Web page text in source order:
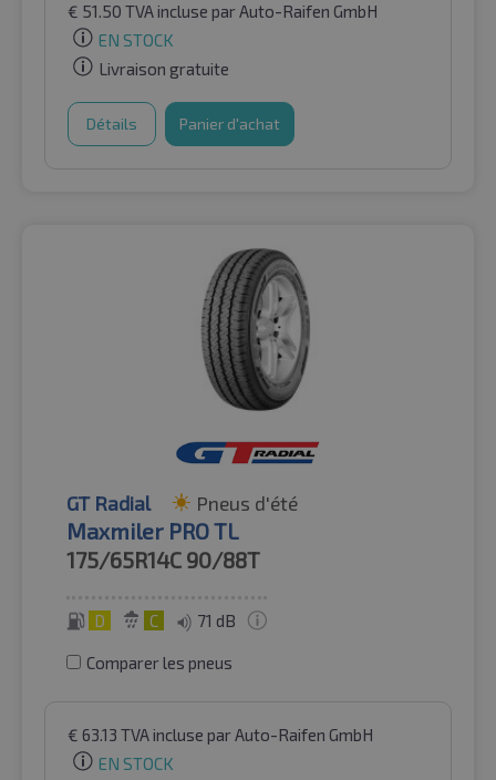
€ 51.50 TVA incluse par Auto-Raifen GmbH
EN STOCK
Livraison gratuite
Détails Panier d'achat
GT Radial Pneus d'été
Maxmiler PRO TL
175/65R14C 90/88T
D C 71 dB
Comparer les pneus
€ 63.13 TVA incluse par Auto-Raifen GmbH
EN STOCK